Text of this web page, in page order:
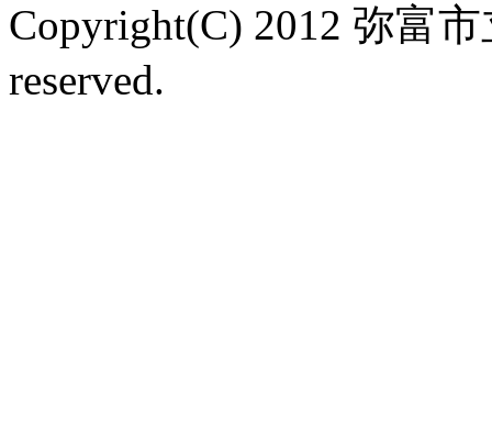
Copyright(C) 2012 弥富
reserved.